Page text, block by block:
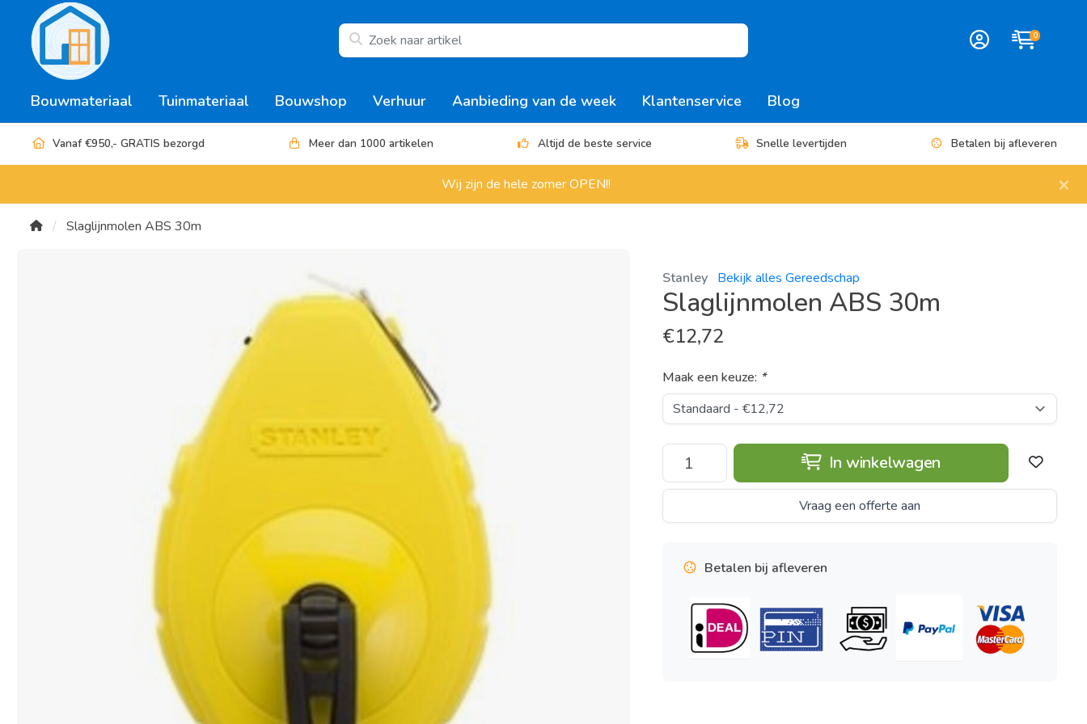
0
Bouwmateriaal Tuinmateriaal Bouwshop Verhuur Aanbieding van de week Klantenservice Blog
Vanaf €950,- GRATIS bezorgd Meer dan 1000 artikelen Altijd de beste service Snelle levertijden Betalen bij afleveren
Wij zijn de hele zomer OPEN!! ×
Slaglijnmolen ABS 30m
Stanley Bekijk alles Gereedschap
Slaglijnmolen ABS 30m
€12,72
Maak een keuze: *
In winkelwagen
Vraag een offerte aan
Betalen bij afleveren